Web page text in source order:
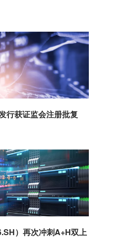
行获证监会注册批复
）再次冲刺A+H双上